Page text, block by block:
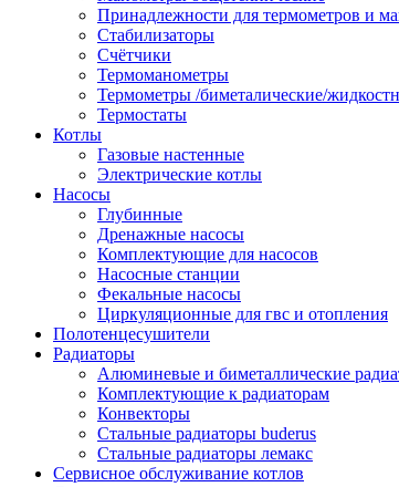
Принадлежности для термометров и
Стабилизаторы
Счётчики
Термоманометры
Термометры /биметалические/
Термостаты
Котлы
Газовые настенные
Электрические котлы
Насосы
Глубинные
Дренажные насосы
Комплектующие для насосов
Насосные станции
Фекальные насосы
Циркуляционные для гвс и отопления
Полотенцесушители
Радиаторы
Алюминевые и биметаллические
Комплектующие к радиаторам
Конвекторы
Стальные радиаторы buderus
Стальные радиаторы лемакс
Сервисное обслуживание котлов